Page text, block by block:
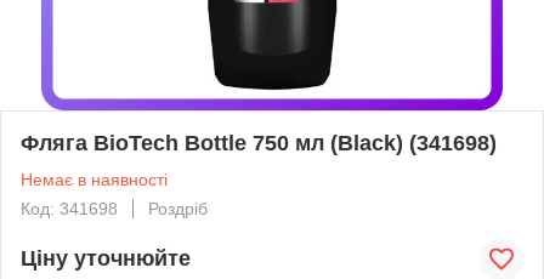
Фляга BioTech Bottle 750 мл (Black) (341698)
Немає в наявності
Код: 341698
Роздріб
Ціну уточнюйте